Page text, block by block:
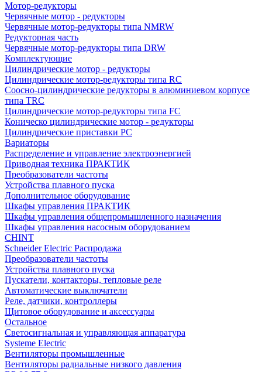
Мотор-редукторы
Червячные мотор - редукторы
Червячные мотор-редукторы типа NMRW
Редукторная часть
Червячные мотор-редукторы типа DRW
Комплектующие
Цилиндрические мотор - редукторы
Цилиндрические мотор-редукторы типа RC
Соосно-цилиндрические редукторы в алюминиевом корпусе
типа TRC
Цилиндрические мотор-редукторы типа FC
Коническо цилиндрические мотор - редукторы
Цилиндрические приставки PC
Вариаторы
Распределение и управление электроэнергией
Приводная техника ПРАКТИК
Преобразователи частоты
Устройства плавного пуска
Дополнительное оборудование
Шкафы управления ПРАКТИК
Шкафы управления общепромышленного назначения
Шкафы управления насосным оборудованием
CHINT
Schneider Electric Распродажа
Преобразователи частоты
Устройства плавного пуска
Пускатели, контакторы, тепловые реле
Автоматические выключатели
Реле, датчики, контроллеры
Щитовое оборудование и аксессуары
Остальное
Светосигнальная и управляющая аппаратура
Systeme Electric
Вентиляторы промышленные
Вентиляторы радиальные низкого давления